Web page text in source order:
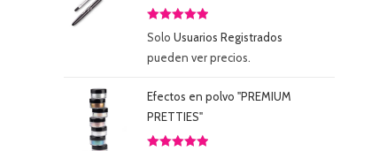
Valorado
5.00
5
Solo Usuarios Registrados
pueden ver precios.
Efectos en polvo "PREMIUM
PRETTIES"